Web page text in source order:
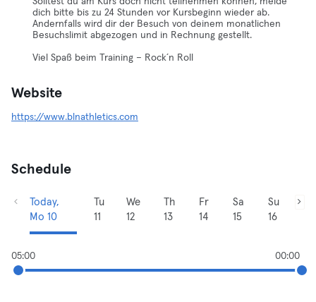
dich bitte bis zu 24 Stunden vor Kursbeginn wieder ab.
Andernfalls wird dir der Besuch von deinem monatlichen
Besuchslimit abgezogen und in Rechnung gestellt.
Viel Spaß beim Training – Rock´n Roll
Website
https://www.blnathletics.com
Schedule
Today,
Mo 10
Tu
11
We
12
Th
13
Fr
14
Sa
15
Su
16
05:00 00:00